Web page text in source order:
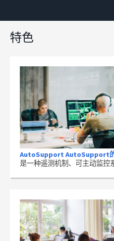
特色
AutoSupport AutoSupport
是一种遥测机制、可主动监控